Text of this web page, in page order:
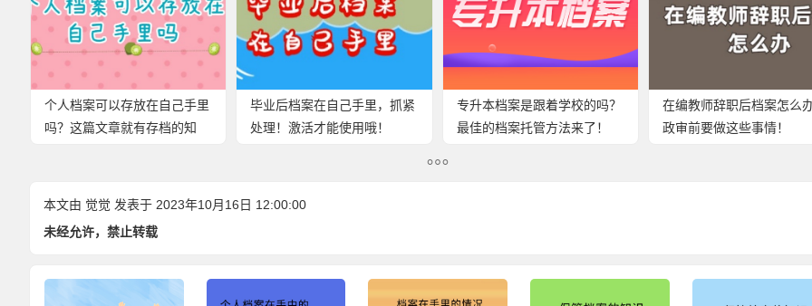
个人档案可以存放在自己手里
吗？这篇文章就有存档的知
毕业后档案在自己手里，抓紧
处理！激活才能使用哦！
专升本档案是跟着学校的吗？
最佳的档案托管方法来了！
在编教师辞职后档案怎么
政审前要做这些事情！
本文由 觉觉 发表于 2023年10月16日 12:00:00
未经允许，禁止转载